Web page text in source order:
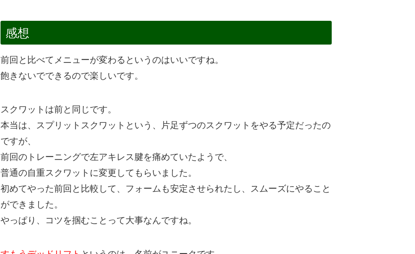
感想
前回と比べてメニューが変わるというのはいいですね。
飽きないでできるので楽しいです。
スクワットは前と同じです。
本当は、スプリットスクワットという、片足ずつのスクワットをやる予定だったの
ですが、
前回のトレーニングで左アキレス腱を痛めていたようで、
普通の自重スクワットに変更してもらいました。
初めてやった前回と比較して、フォームも安定させられたし、スムーズにやること
ができました。
やっぱり、コツを掴むことって大事なんですね。